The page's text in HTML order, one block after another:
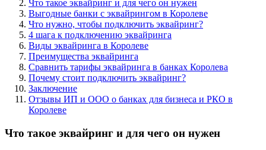
Что такое эквайринг и для чего он нужен
Выгодные банки с эквайрингом в Королеве
Что нужно, чтобы подключить эквайринг?
4 шага к подключению эквайринга
Виды эквайринга в Королеве
Преимущества эквайринга
Сравнить тарифы эквайринга в банках Королева
Почему стоит подключить эквайринг?
Заключение
Отзывы ИП и ООО о банках для бизнеса и РКО в
Королеве
Что такое эквайринг и для чего он нужен